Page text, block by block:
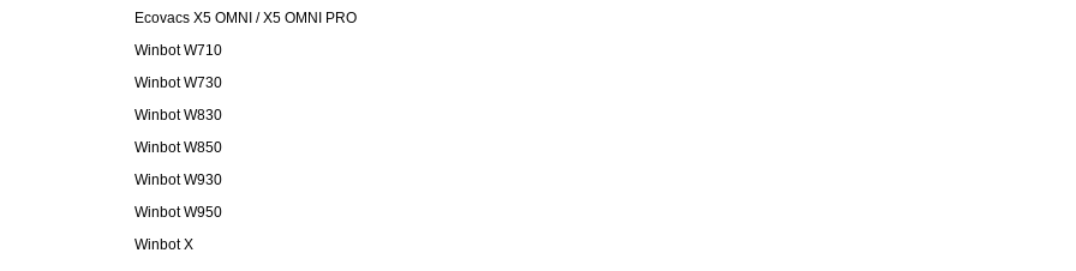
Ecovacs X5 OMNI / X5 OMNI PRO
Winbot W710
Winbot W730
Winbot W830
Winbot W850
Winbot W930
Winbot W950
Winbot X